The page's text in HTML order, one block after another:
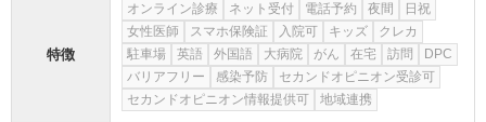
特徴
オンライン診療 ネット受付 電話予約 夜間
日祝
女性医師
スマホ保険証 入院可 キッズ
クレカ
駐車場
英語 外国語 大病院 がん 在宅 訪問
DPC
バリアフリー
感染予防
セカンドオピニオン受診可
セカンドオピニオン情報提供可
地域連携